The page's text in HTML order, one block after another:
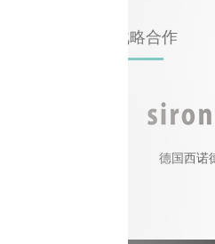
战略合作
德国西诺